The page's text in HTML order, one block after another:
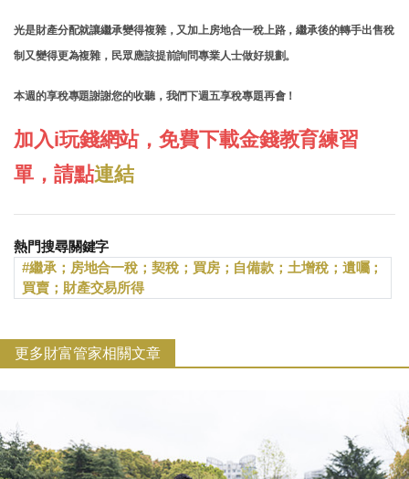
光是財產分配就讓繼承變得複雜，又加上房地合一稅上路，繼承後的轉手出售稅
制又變得更為複雜，民眾應該提前詢問專業人士做好規劃。
本週的享稅專題謝謝您的收聽，我們下週五享稅專題再會！
加入i玩錢網站，免費下載金錢教育練習
單，請點連結
熱門搜尋關鍵字
繼承；房地合一稅；契稅；買房；自備款；土增稅；遺囑；
買賣；財產交易所得
更多財富管家相關文章